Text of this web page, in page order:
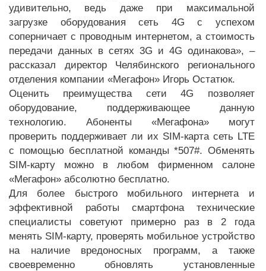
удивительно, ведь даже при максимальной
загрузке оборудования сеть 4G с успехом
соперничает с проводным интернетом, а стоимость
передачи данных в сетях 3G и 4G одинакова», –
рассказал директор Челябинского регионального
отделения компании «Мегафон» Игорь Остатюк.
Оценить преимущества сети 4G позволяет
оборудование, поддерживающее данную
технологию. Абоненты «Мегафона» могут
проверить поддерживает ли их SIM-карта сеть LTE
с помощью бесплатной команды *507#. Обменять
SIM-карту можно в любом фирменном салоне
«Мегафон» абсолютно бесплатно.
Для более быстрого мобильного интернета и
эффективной работы смартфона технические
специалисты советуют примерно раз в 2 года
менять SIM-карту, проверять мобильное устройство
на наличие вредоносных программ, а также
своевременно обновлять установленные